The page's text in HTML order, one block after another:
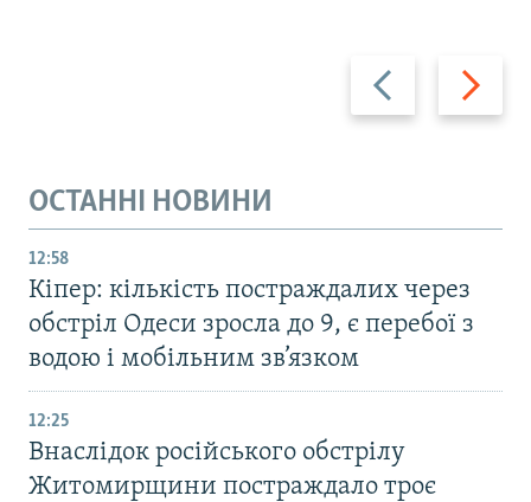
Назад Вперед
ОСТАННІ НОВИНИ
12:58
Кіпер: кількість постраждалих через
обстріл Одеси зросла до 9, є перебої з
водою і мобільним зв’язком
12:25
Внаслідок російського обстрілу
Житомирщини постраждало троє